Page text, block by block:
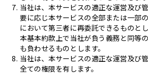
当社は、本サービスの適正な運営及び
要に応じ本サービスの全部または一部
において第三者に再委託できるものと
本基本約款上で当社が負う義務と同等
も負わせるものとします。
当社は、本サービスの適正な運営及び
全ての権限を有します。